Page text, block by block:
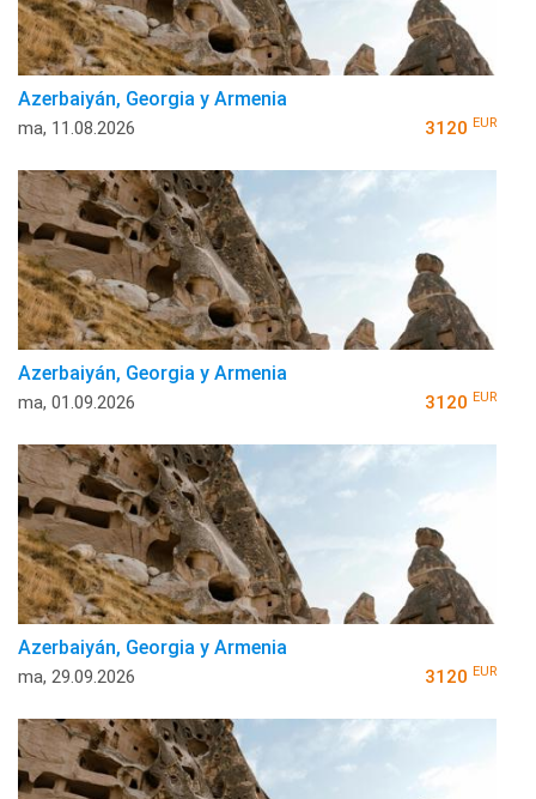
Azerbaiyán, Georgia y Armenia
ma, 11.08.2026 3120 EUR
Azerbaiyán, Georgia y Armenia
ma, 01.09.2026 3120 EUR
Azerbaiyán, Georgia y Armenia
ma, 29.09.2026 3120 EUR